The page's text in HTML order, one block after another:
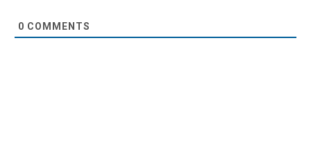
0 COMMENTS